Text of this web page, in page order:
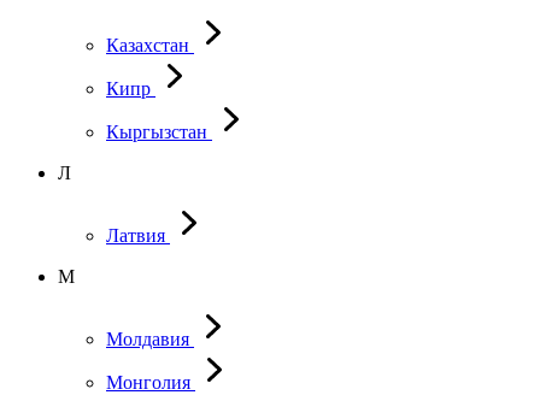
Казахстан
Кипр
Кыргызстан
Л
Латвия
М
Молдавия
Монголия